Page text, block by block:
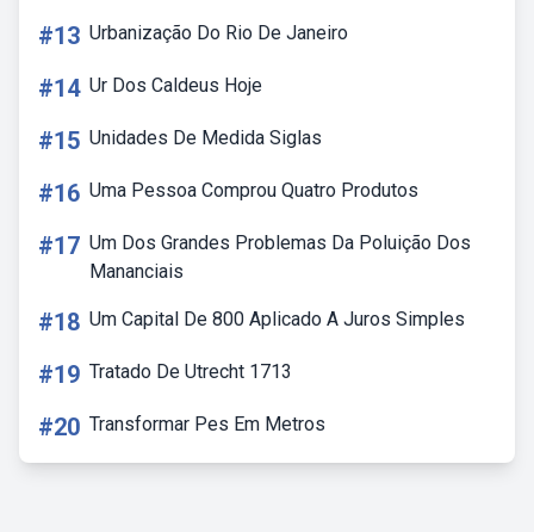
#13 Urbanização Do Rio De Janeiro
#14 Ur Dos Caldeus Hoje
#15 Unidades De Medida Siglas
#16 Uma Pessoa Comprou Quatro Produtos
#17 Um Dos Grandes Problemas Da Poluição Dos
Mananciais
#18 Um Capital De 800 Aplicado A Juros Simples
#19 Tratado De Utrecht 1713
#20 Transformar Pes Em Metros